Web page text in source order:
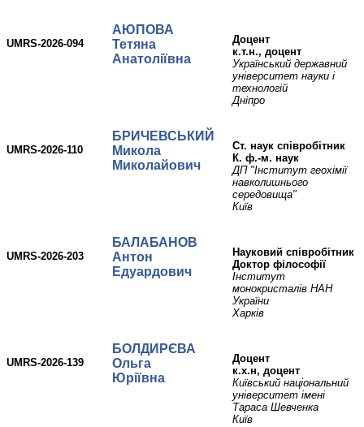
UMRS-2026-094
АЮПОВА
Тетяна
Анатоліївна
доцент
к.т.н., доцент
Український державний
університет науки і
технологій
Дніпро
UMRS-2026-110
БРИЧЕВСЬКИЙ
Микола
Миколайович
ст. наук співробітник
К. ф.-м. наук
ДП "Інститут геохімії
навколишнього
середовища"
Київ
UMRS-2026-203
БАЛАБАНОВ
Антон
Едуардович
Науковий співробітник
Доктор філософії
Інститут
монокристалів НАН
України
Харків
UMRS-2026-139
БОЛДИРЄВА
Ольга
Юріївна
доцент
к.х.н, доцент
Київський національний
університет імені
Тараса Шевченка
Київ